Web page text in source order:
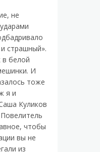
не
страшный».
в белой
И
тоже
я и
Куликов
чтобы
вы не
из